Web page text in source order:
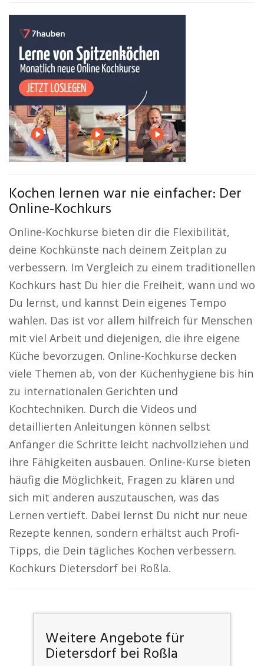
Kochen lernen war nie einfacher: Der
Online-Kochkurs
Online-Kochkurse bieten dir die Flexibilität,
deine Kochkünste nach deinem Zeitplan zu
verbessern. Im Vergleich zu einem traditionellen
Kochkurs hast Du hier die Freiheit, wann und wo
Du lernst, und kannst Dein eigenes Tempo
wählen. Das ist vor allem hilfreich für Menschen
mit viel Arbeit und diejenigen, die ihre eigene
Küche bevorzugen. Online-Kochkurse decken
viele Themen ab, von der Küchenhygiene bis hin
zu internationalen Gerichten und
Kochtechniken. Durch die Videos und
detaillierten Anleitungen können selbst
Anfänger die Schritte leicht nachvollziehen und
ihre Fähigkeiten ausbauen. Online-Kurse bieten
häufig die Möglichkeit, Fragen zu klären und
sich mit anderen auszutauschen, was das
Lernen vertieft. Dabei lernst Du nicht nur neue
Rezepte kennen, sondern erhältst auch Profi-
Tipps, die Dein tägliches Kochen verbessern.
Kochkurs Dietersdorf bei Roßla.
Weitere Angebote für
Dietersdorf bei Roßla